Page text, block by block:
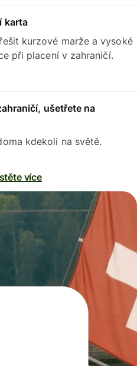
karta
kurzové marže a vysoké
při placení v zahraničí.
ušetřete na
kdekoli na světě.
více